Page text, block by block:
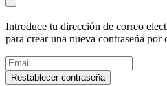
Introduce tu dirección de correo
para crear una nueva contraseña por
Restablecer contraseña